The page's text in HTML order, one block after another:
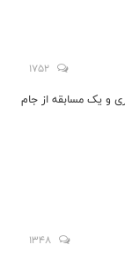
1752
و یک مسابقه از جام
1348